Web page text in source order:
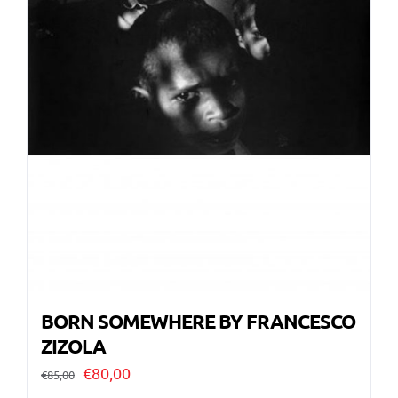
BORN SOMEWHERE BY FRANCESCO
ZIZOLA
€85,00 Il
€80,00Il